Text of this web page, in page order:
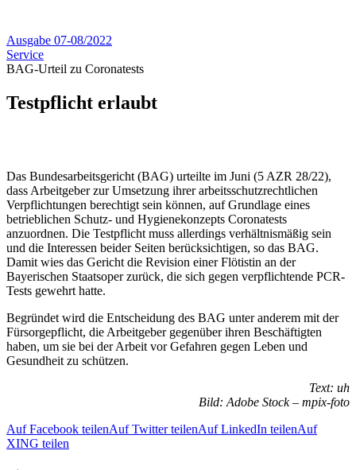
Ausgabe 07-08/2022
Service
BAG-Urteil zu Coronatests
Testpflicht erlaubt
Das Bundesarbeitsgericht (BAG) urteilte im Juni (5 AZR 28/22),
dass Arbeitgeber zur Umsetzung ihrer arbeitsschutzrechtlichen
Verpflichtungen berechtigt sein können, auf Grundlage eines
betrieblichen Schutz- und Hygienekonzepts Coronatests
anzuordnen. Die Testpflicht muss allerdings verhältnismäßig sein
und die Interessen beider Seiten berücksichtigen, so das BAG.
Damit wies das Gericht die Revision einer Flötistin an der
Bayerischen Staatsoper zurück, die sich gegen verpflichtende PCR-
Tests gewehrt hatte.
Begründet wird die Entscheidung des BAG unter anderem mit der
Fürsorgepflicht, die Arbeitgeber gegenüber ihren Beschäftigten
haben, um sie bei der Arbeit vor Gefahren gegen Leben und
Gesundheit zu schützen.
Text: uh
Bild: Adobe Stock – mpix-foto
Auf Facebook teilenAuf Twitter teilenAuf LinkedIn teilenAuf
XING teilen